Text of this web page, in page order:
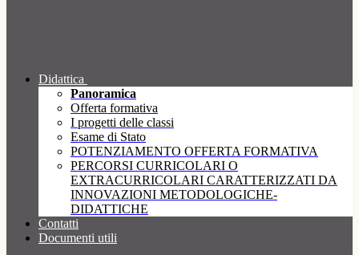
Didattica
Panoramica
Offerta formativa
I progetti delle classi
Esame di Stato
POTENZIAMENTO OFFERTA FORMATIVA
PERCORSI CURRICOLARI O
EXTRACURRICOLARI CARATTERIZZATI DA
INNOVAZIONI METODOLOGICHE-
DIDATTICHE
Contatti
Documenti utili